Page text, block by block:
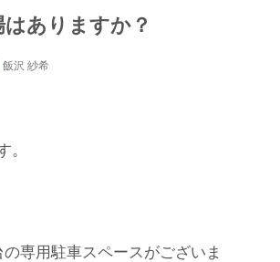
はありますか？
飯沢 紗希
。
専用駐車スペースがございま